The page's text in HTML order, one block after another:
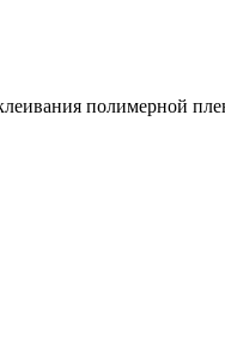
полимерной